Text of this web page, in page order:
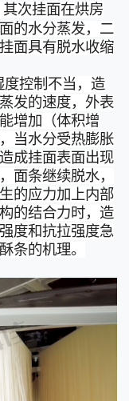
次挂面在烘房
的水分蒸发，二
面具有脱水收缩
度控制不当，造
发的速度，外表
增加（体积增
当水分受热膨胀
成挂面表面出现
面条继续脱水，
的应力加上内部
的结合力时，造
度和抗拉强度急
条的机理。